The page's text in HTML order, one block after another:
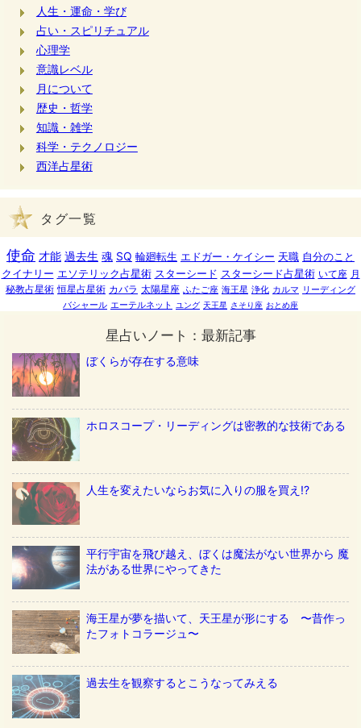
人生・運命・学び
占い・スピリチュアル
心理学
意識レベル
月について
歴史・哲学
知識・雑学
科学・テクノロジー
西洋占星術
タグ一覧
使命 才能 過去生 魂 SQ 輪廻転生 エドガー・ケイシー 天職 自分のこと
クイナリー エソテリック占星術 スターシード スターシード占星術 いて座 月
秘教占星術 恒星占星術 カバラ 太陽星座 ふたご座 海王星 浄化 カルマ リーディング
バシャール エーテルネット ユング 天王星 さそり座 おとめ座
星占いノート：最新記事
ぼくらが存在する意味
ホロスコープ・リーディングは密教的な技術である
人生を変えたいならお気に入りの服を買え!?
平行宇宙を飛び越え、ぼくは魔法がない世界から 魔
法がある世界にやってきた
海王星が夢を描いて、天王星が形にする 〜昔作っ
たフォトコラージュ〜
過去生を観察するとこうなってみえる